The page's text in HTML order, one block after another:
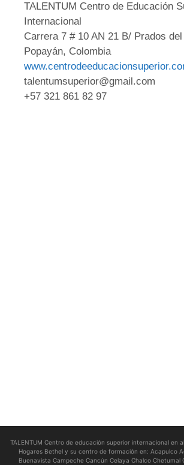
TALENTUM Centro de Educación
Internacional
Carrera 7 # 10 AN 21 B/ Prados
Popayán, Colombia
talentumsuperior@gmail.com
+57 321 861 82 97
TALENTUM Centro de educación superior internacional en
Hogares Bethel y su centro de formación en: Acapulco
Buenavista Campeche Cancún Celaya Chalco Chetumal